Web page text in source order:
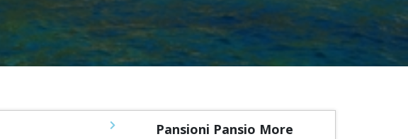
Next Pansioni Pansio More